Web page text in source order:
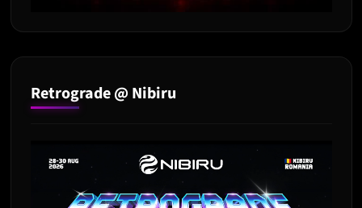
Retrograde @ Nibiru